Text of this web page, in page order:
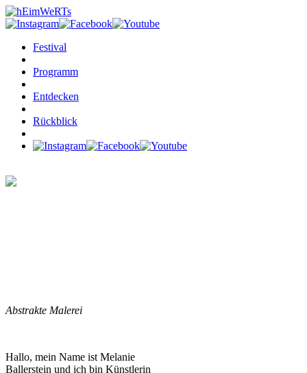
Festival
Programm
Entdecken
Rückblick
Abstrakte Malerei
Hallo, mein Name ist Melanie
Ballerstein und ich bin Künstlerin